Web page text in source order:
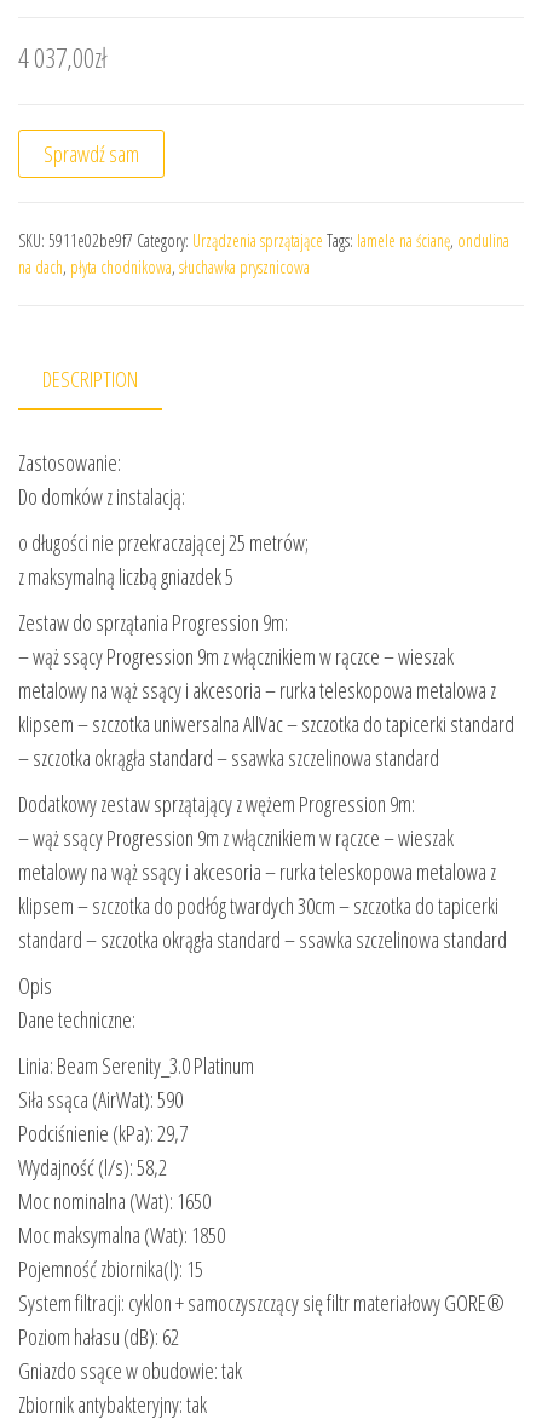
4 037,00zł
Sprawdź sam
SKU: 5911e02be9f7 Category: Urządzenia sprzątające Tags: lamele na ścianę, ondulina
na dach, płyta chodnikowa, słuchawka prysznicowa
DESCRIPTION
Zastosowanie:
Do domków z instalacją:
o długości nie przekraczającej 25 metrów;
z maksymalną liczbą gniazdek 5
Zestaw do sprzątania Progression 9m:
– wąż ssący Progression 9m z włącznikiem w rączce – wieszak
metalowy na wąż ssący i akcesoria – rurka teleskopowa metalowa z
klipsem – szczotka uniwersalna AllVac – szczotka do tapicerki standard
– szczotka okrągła standard – ssawka szczelinowa standard
Dodatkowy zestaw sprzątający z wężem Progression 9m:
– wąż ssący Progression 9m z włącznikiem w rączce – wieszak
metalowy na wąż ssący i akcesoria – rurka teleskopowa metalowa z
klipsem – szczotka do podłóg twardych 30cm – szczotka do tapicerki
standard – szczotka okrągła standard – ssawka szczelinowa standard
Opis
Dane techniczne:
Linia: Beam Serenity_3.0 Platinum
Siła ssąca (AirWat): 590
Podciśnienie (kPa): 29,7
Wydajność (l/s): 58,2
Moc nominalna (Wat): 1650
Moc maksymalna (Wat): 1850
Pojemność zbiornika(l): 15
System filtracji: cyklon + samoczyszczący się filtr materiałowy GORE®
Poziom hałasu (dB): 62
Gniazdo ssące w obudowie: tak
Zbiornik antybakteryjny: tak